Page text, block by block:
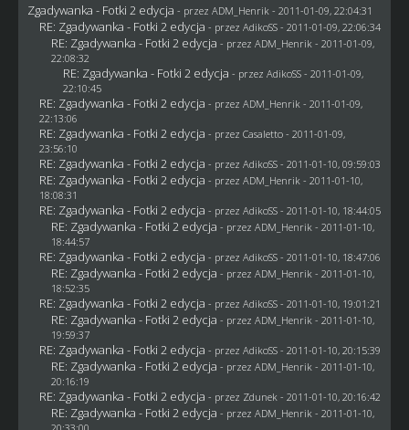
Zgadywanka - Fotki 2 edycja - przez ADM_Henrik - 2011-01-09, 22:04:31
RE: Zgadywanka - Fotki 2 edycja - przez AdikoSS - 2011-01-09, 22:06:34
RE: Zgadywanka - Fotki 2 edycja - przez ADM_Henrik - 2011-01-09,
22:08:32
RE: Zgadywanka - Fotki 2 edycja - przez AdikoSS - 2011-01-09,
22:10:45
RE: Zgadywanka - Fotki 2 edycja - przez ADM_Henrik - 2011-01-09,
22:13:06
RE: Zgadywanka - Fotki 2 edycja - przez Casaletto- 2011-01-09,
23:56:10
RE: Zgadywanka - Fotki 2 edycja - przez AdikoSS - 2011-01-10, 09:59:03
RE: Zgadywanka - Fotki 2 edycja - przez ADM_Henrik - 2011-01-10,
18:08:31
RE: Zgadywanka - Fotki 2 edycja - przez AdikoSS - 2011-01-10, 18:44:05
RE: Zgadywanka - Fotki 2 edycja - przez ADM_Henrik - 2011-01-10,
18:44:57
RE: Zgadywanka - Fotki 2 edycja - przez AdikoSS - 2011-01-10, 18:47:06
RE: Zgadywanka - Fotki 2 edycja - przez ADM_Henrik - 2011-01-10,
18:52:35
RE: Zgadywanka - Fotki 2 edycja - przez AdikoSS - 2011-01-10, 19:01:21
RE: Zgadywanka - Fotki 2 edycja - przez ADM_Henrik - 2011-01-10,
19:59:37
RE: Zgadywanka - Fotki 2 edycja - przez AdikoSS - 2011-01-10, 20:15:39
RE: Zgadywanka - Fotki 2 edycja - przez ADM_Henrik - 2011-01-10,
20:16:19
RE: Zgadywanka - Fotki 2 edycja - przez Zdunek - 2011-01-10, 20:16:42
RE: Zgadywanka - Fotki 2 edycja - przez ADM_Henrik - 2011-01-10,